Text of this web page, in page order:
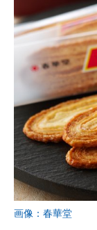
画像：春華堂